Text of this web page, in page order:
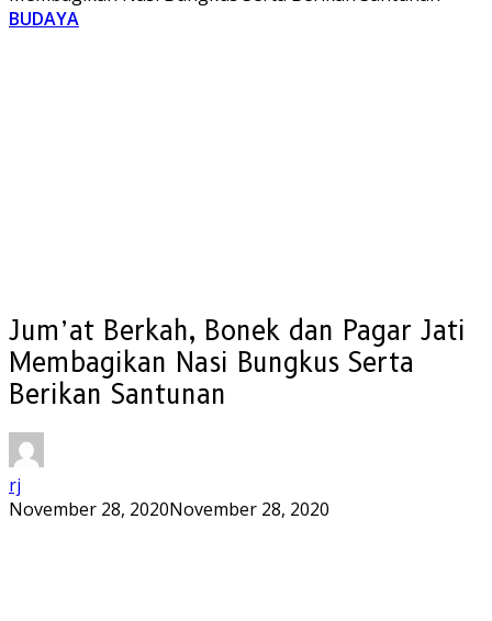
BUDAYA
Jum’at Berkah, Bonek dan Pagar Jati
Membagikan Nasi Bungkus Serta
Berikan Santunan
rj
November 28, 2020November 28, 2020